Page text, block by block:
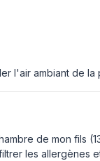
Blanc
l'air ambiant de
de mon fils
les allergènes